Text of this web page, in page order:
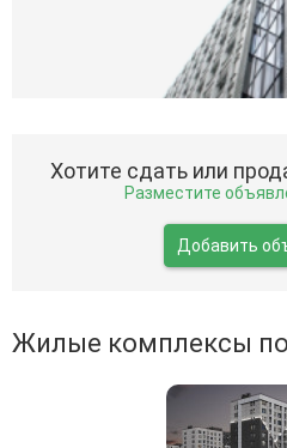
Хотите сдать или
Разместите
Добавить
Жилые комплексы